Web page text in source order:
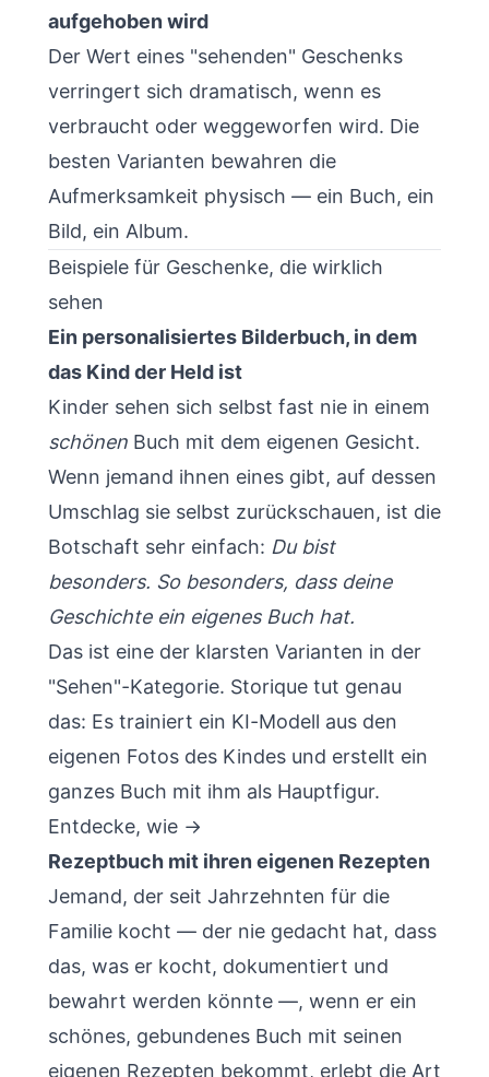
aufgehoben wird
Der Wert eines "sehenden" Geschenks
verringert sich dramatisch, wenn es
verbraucht oder weggeworfen wird. Die
besten Varianten bewahren die
Aufmerksamkeit physisch — ein Buch, ein
Bild, ein Album.
Beispiele für Geschenke, die wirklich
sehen
Ein personalisiertes Bilderbuch, in dem
das Kind der Held ist
Kinder sehen sich selbst fast nie in einem
schönen Buch mit dem eigenen Gesicht.
Wenn jemand ihnen eines gibt, auf dessen
Umschlag sie selbst zurückschauen, ist die
Botschaft sehr einfach: Du bist
besonders. So besonders, dass deine
Geschichte ein eigenes Buch hat.
Das ist eine der klarsten Varianten in der
"Sehen"-Kategorie. Storique tut genau
das: Es trainiert ein KI-Modell aus den
eigenen Fotos des Kindes und erstellt ein
ganzes Buch mit ihm als Hauptfigur.
Entdecke, wie →
Rezeptbuch mit ihren eigenen Rezepten
Jemand, der seit Jahrzehnten für die
Familie kocht — der nie gedacht hat, dass
das, was er kocht, dokumentiert und
bewahrt werden könnte —, wenn er ein
schönes, gebundenes Buch mit seinen
eigenen Rezepten bekommt, erlebt die Art